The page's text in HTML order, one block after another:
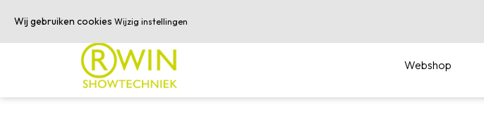
050-3601616
Webshop
Wij gebruiken cookies Wijzig instellingen